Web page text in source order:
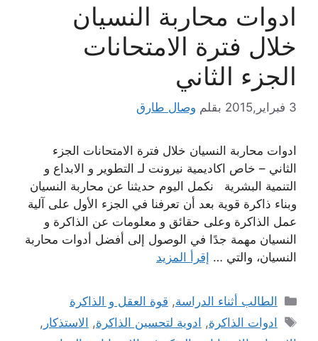
ادوات محاربة النسيان
خلال فترة الامتحانات
الجزء الثاني
3 فبراير,2015 بقلم وصال طارق
ادوات محاربة النسيان خلال فترة الامتحانات الجزء
الثاني – خاص اكاديمية نيرونت لـ التطوير و الابداع و
التنمية البشرية نكمل اليوم حديثنا عن محاربة النسيان
وبناء ذاكرة قوية بعد أن تعرفنا في الجزء الأول على آلية
عمل الذاكرة وعلى حقائق و معلومات عن الذاكرة و
النسيان مهمة جدًا في الوصول إلى أفضل أدوات محاربة
النسيان، والتي … إقرأ المزيد
التصنيفات
الطالب أثناء الدراسة, قوة العقل و الذاكرة
الوسوم
ادوات الذاكرة, ادوية لتحسين الذاكرة, الاستذكار ,